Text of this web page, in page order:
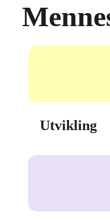
Utvikling